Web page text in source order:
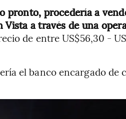
pronto, procedería a
a través de una
de entre US$56,30 -
el banco encargado de